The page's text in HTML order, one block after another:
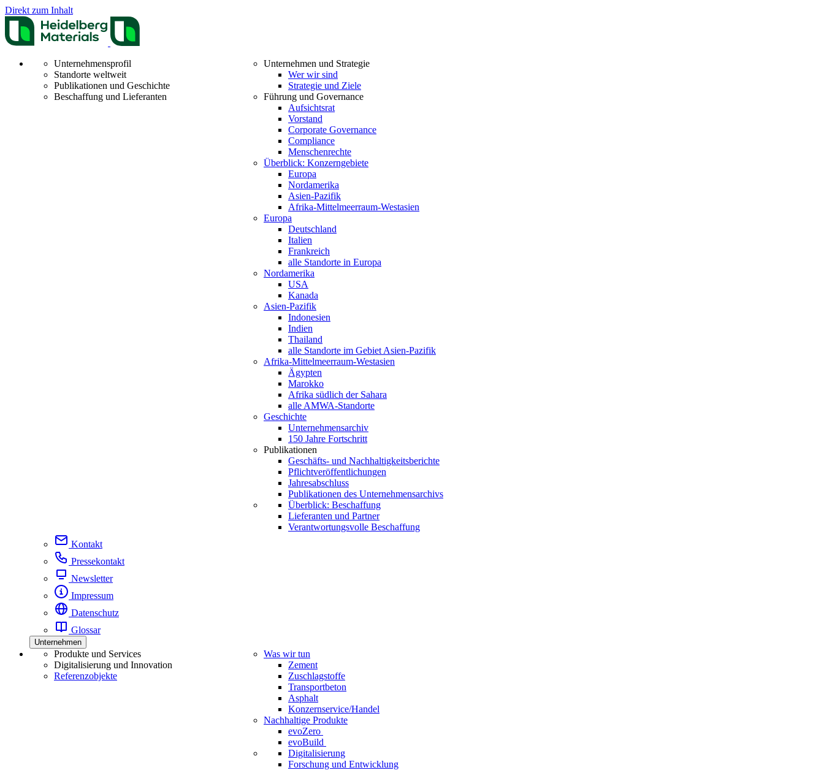
Direkt zum Inhalt
Unternehmensprofil
Standorte weltweit
Publikationen und Geschichte
Beschaffung und Lieferanten
Unternehmen und Strategie
Wer wir sind
Strategie und Ziele
Führung und Governance
Aufsichtsrat
Vorstand
Corporate Governance
Compliance
Menschenrechte
Überblick: Konzerngebiete
Europa
Nordamerika
Asien-Pazifik
Afrika-Mittelmeerraum-Westasien
Europa
Deutschland
Italien
Frankreich
alle Standorte in Europa
Nordamerika
USA
Kanada
Asien-Pazifik
Indonesien
Indien
Thailand
alle Standorte im Gebiet Asien-Pazifik
Afrika-Mittelmeerraum-Westasien
Ägypten
Marokko
Afrika südlich der Sahara
alle AMWA-Standorte
Geschichte
Unternehmensarchiv
150 Jahre Fortschritt
Publikationen
Geschäfts- und Nachhaltigkeitsberichte
Pflichtveröffentlichungen
Jahresabschluss
Publikationen des Unternehmensarchivs
Überblick: Beschaffung
Lieferanten und Partner
Verantwortungsvolle Beschaffung
Kontakt
Pressekontakt
Newsletter
Impressum
Datenschutz
Glossar
Unternehmen
Produkte und Services
Digitalisierung und Innovation
Referenzobjekte
Was wir tun
Zement
Zuschlagstoffe
Transportbeton
Asphalt
Konzernservice/Handel
Nachhaltige Produkte
evoZero
evoBuild
Digitalisierung
Forschung und Entwicklung